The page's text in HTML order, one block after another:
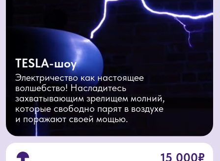
Бумажная дискотека
Развлечение, которое идеально подходит
самым активным и веселым. Ей можно
бросаться, в неё можно закапываться,
в ней можно валяться.